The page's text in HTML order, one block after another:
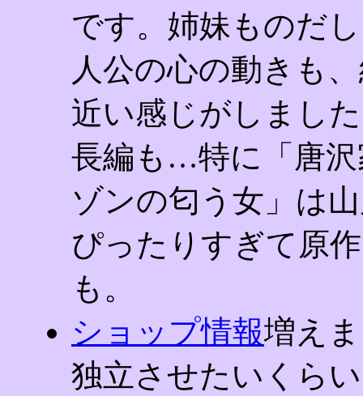
です。姉妹ものだ
人公の心の動きも
近い感じがしまし
長編も…特に「唐
ゾンの匂う女」は
ぴったりすぎて原
も。
ショップ情報増え
独立させたいくら